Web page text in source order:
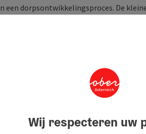
een dorpsontwikkelingsproces. De
is een echt juweeltje.
wandelroute langs de Kösslbach en
Het kleine stuwmeer is ook
Wij respecteren uw